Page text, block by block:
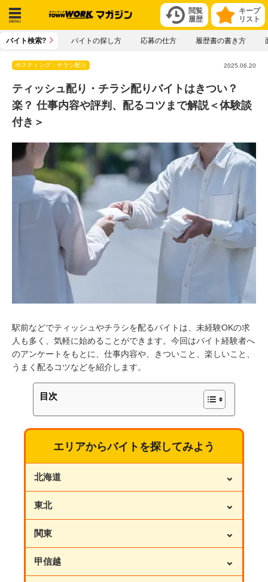
キープ
リスト
閲覧
履歴
メニ
バイト検索? バイトの探し方 応募の仕方 履歴書の書き方
ポスティング・チラシ配り 2025.06.20
ティッシュ配り・チラシ配りバイトはきつい？
楽？ 仕事内容や評判、配るコツまで解説＜体験談
付き＞
駅前などでティッシュやチラシを配るバイトは、未経験OKの求
人も多く、気軽に始めることができます。今回はバイト経験者へ
のアンケートをもとに、仕事内容や、きついこと、楽しいこと、
うまく配るコツなどを紹介します。
目次
エリアからバイトを探してみよう
北海道 ⌄
東北 ⌄
関東 ⌄
甲信越 ⌄